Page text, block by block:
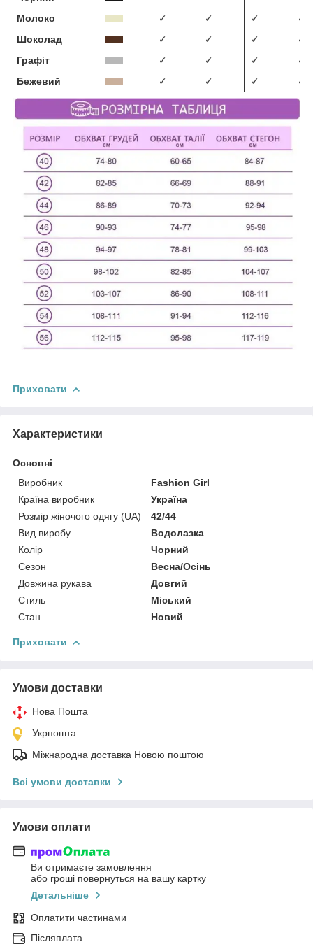
Молоко
✓ ✓ ✓
✓
Шоколад
✓ ✓ ✓
✓
Графіт
✓ ✓ ✓
✓
Бежевий
✓ ✓ ✓ ✓
Приховати
Характеристики
Основні
Виробник
Fashion Girl
Країна виробник
Україна
Розмір жіночого одягу (UA)
42/44
Вид виробу
Водолазка
Колір
Чорний
Сезон
Весна/Осінь
Довжина рукава
Довгий
Стиль
Міський
Стан
Новий
Приховати
Умови доставки
Нова Пошта
Укрпошта
Міжнародна доставка Новою поштою
Всі умови доставки
Умови оплати
Ви отримаєте замовлення
або гроші повернуться на вашу картку
Детальніше
Оплатити частинами
Післяплата